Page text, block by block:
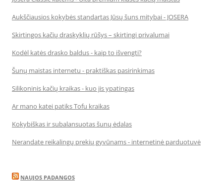
Aukščiausios kokybės standartas Jūsų šuns mitybai - JOSERA
Skirtingos kačių draskyklių rūšys – skirtingi privalumai
Kodėl katės drasko baldus - kaip to išvengti?
Šunų maistas internetu - praktiškas pasirinkimas
Silikoninis kačių kraikas - kuo jis ypatingas
Ar mano katei patiks Tofu kraikas
Kokybiškas ir subalansuotas šunų ėdalas
Nerandate reikalingų prekių gyvūnams - internetinė parduotuvė
NAUJOS PADANGOS